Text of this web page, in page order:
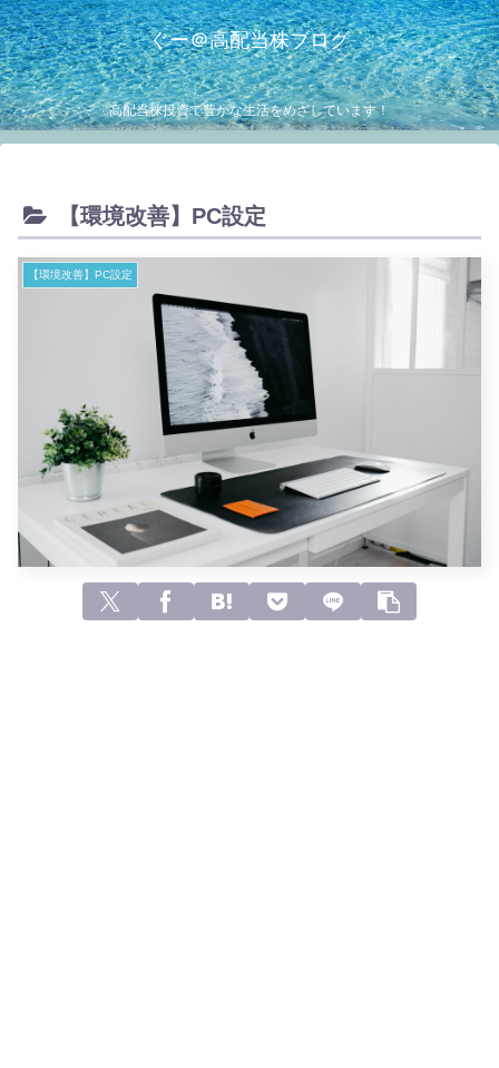
ぐー＠高配当株ブログ
高配当株投資で豊かな生活をめざしています！
【環境改善】PC設定
【環境改善】PC設定